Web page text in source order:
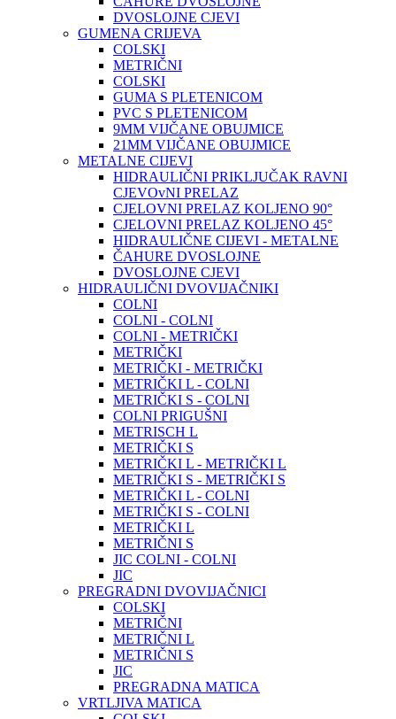
DVOSLOJNE CJEVI
GUMENA CRIJEVA
COLSKI
METRIČNI
COLSKI
GUMA S PLETENICOM
PVC S PLETENICOM
9MM VIJČANE OBUJMICE
21MM VIJČANE OBUJMICE
METALNE CIJEVI
HIDRAULIČNI PRIKLJUČAK RAVNI
CJEVOvNI PRELAZ
CJELOVNI PRELAZ KOLJENO 90°
CJELOVNI PRELAZ KOLJENO 45°
HIDRAULIČNE CIJEVI - METALNE
ČAHURE DVOSLOJNE
DVOSLOJNE CJEVI
HIDRAULIČNI DVOVIJAČNIKI
COLNI
COLNI - COLNI
COLNI - METRIČKI
METRIČKI
METRIČKI - METRIČKI
METRIČKI L - COLNI
METRIČKI S - COLNI
COLNI PRIGUŠNI
METRISCH L
METRIČKI S
METRIČKI L - METRIČKI L
METRIČKI S - METRIČKI S
METRIČKI L - COLNI
METRIČKI S - COLNI
METRIČKI L
METRIČNI S
JIC COLNI - COLNI
JIC
PREGRADNI DVOVIJAČNICI
COLSKI
METRIČNI
METRIČNI L
METRIČNI S
JIC
PREGRADNA MATICA
VRTLJIVA MATICA